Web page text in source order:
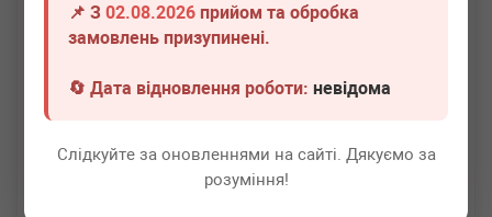
📌 З02.08.2026 прийом та обробка
замовлень призупинені.
🔄 Дата відновлення роботи:невідома
Слідкуйте за оновленнями на сайті. Дякуємо за
розуміння!